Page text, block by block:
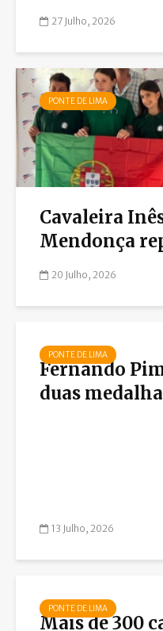
27 Julho, 2026
PONTE DE LIMA
Cavaleira
Mendonça
20 Julho, 2026
PONTE DE LIMA
Fernando
duas
13 Julho, 2026
PONTE DE LIMA
Mais de 300